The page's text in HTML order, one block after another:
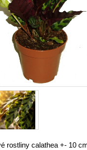
rostliny calathea +- 10